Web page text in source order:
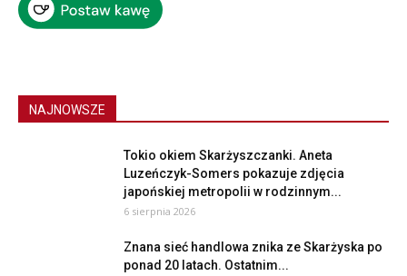
NAJNOWSZE
Tokio okiem Skarżyszczanki. Aneta
Luzeńczyk-Somers pokazuje zdjęcia
japońskiej metropolii w rodzinnym...
6 sierpnia 2026
Znana sieć handlowa znika ze Skarżyska po
ponad 20 latach. Ostatnim...